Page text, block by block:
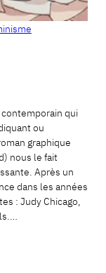
qui
ou
graphique
nous le fait
Après un
dans les années
: Judy Chicago,